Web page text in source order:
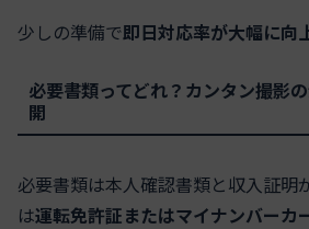
少しの準備で即日対応率が大幅に向
必要書類ってどれ？カンタン撮影
開
必要書類は本人確認書類と収入証明
は運転免許証またはマイナンバーカ